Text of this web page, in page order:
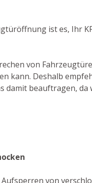
ist es, Ihr
von
kann. Deshalb
damit beauftragen,
von